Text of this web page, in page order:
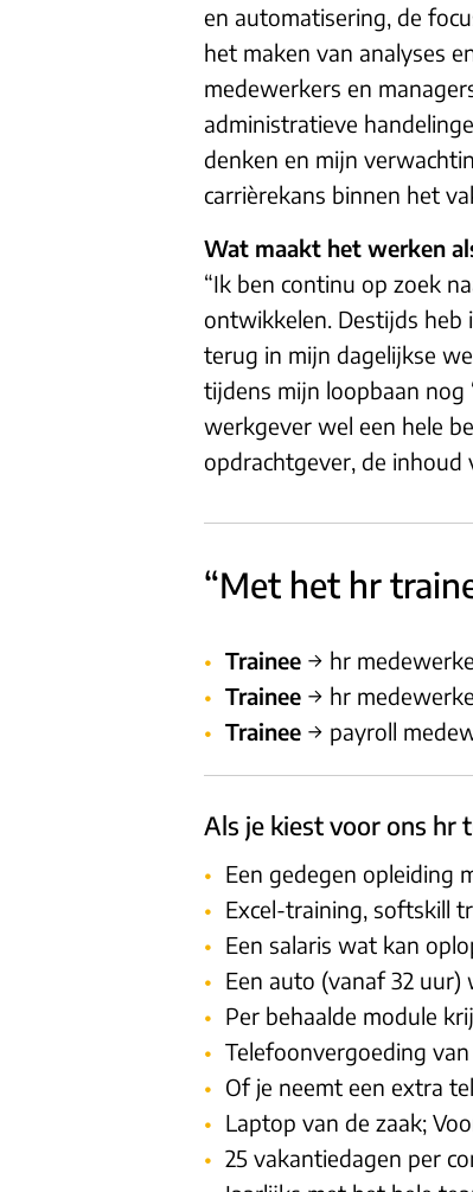
en automatisering, de
het maken van analyses
medewerkers en
administratieve
denken en mijn
carrièrekans binnen het
Wat maakt het werken
“Ik ben continu op zoek
ontwikkelen. Destijds
terug in mijn dagelijkse
tijdens mijn loopbaan nog
werkgever wel een hele
opdrachtgever, de inhoud
“Met het hr
Trainee → hr
Trainee → hr
Trainee → payroll
Als je kiest voor ons hr
Een gedegen opleiding
Excel-training, softskill
Een salaris wat kan
Een auto (vanaf 32
Per behaalde module
Telefoonvergoeding
Of je neemt een extra
Laptop van de zaak;
25 vakantiedagen per